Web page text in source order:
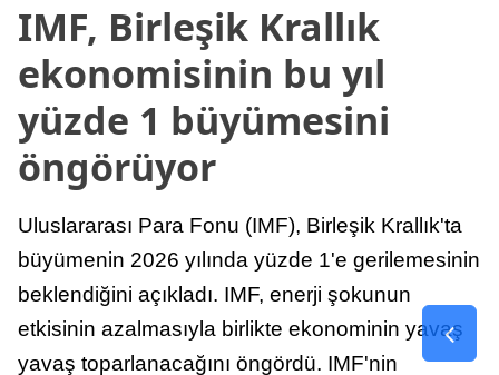
IMF, Birleşik Krallık
ekonomisinin bu yıl
yüzde 1 büyümesini
öngörüyor
Uluslararası Para Fonu (IMF), Birleşik Krallık'ta
büyümenin 2026 yılında yüzde 1'e gerilemesinin
beklendiğini açıkladı. IMF, enerji şokunun
etkisinin azalmasıyla birlikte ekonominin yavaş
yavaş toparlanacağını öngördü. IMF'nin